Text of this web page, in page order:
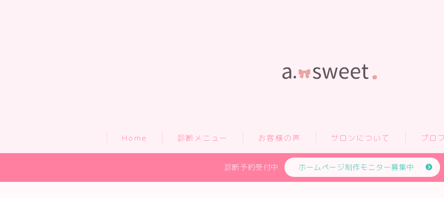
Home 診断メニュー お客様の声 サロンについて プロ
診断予約受付中 ホームページ制作モニター募集中